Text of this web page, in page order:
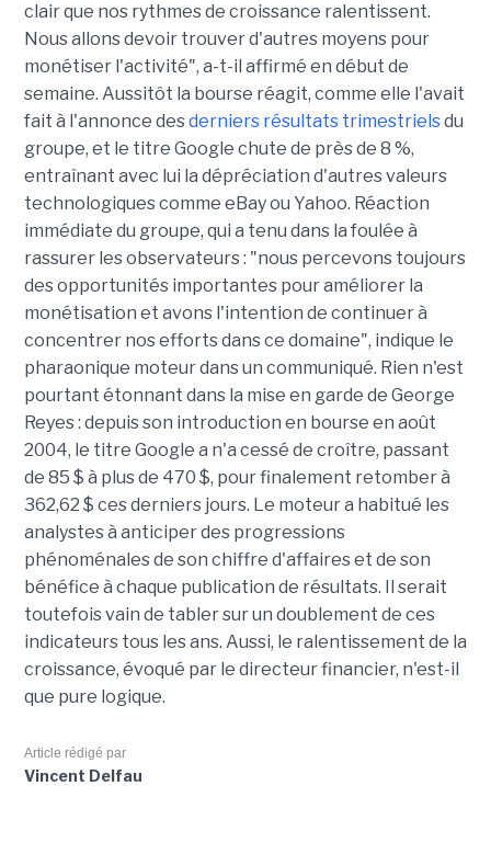
clair que nos rythmes de croissance ralentissent.
Nous allons devoir trouver d'autres moyens pour
monétiser l'activité", a-t-il affirmé en début de
semaine. Aussitôt la bourse réagit, comme elle l'avait
fait à l'annonce desderniers résultats trimestrielsdu
groupe, et le titre Google chute de près de 8 %,
entraînant avec lui la dépréciation d'autres valeurs
technologiques comme eBay ou Yahoo. Réaction
immédiate du groupe, qui a tenu dans la foulée à
rassurer les observateurs : "nous percevons toujours
des opportunités importantes pour améliorer la
monétisation et avons l'intention de continuer à
concentrer nos efforts dans ce domaine", indique le
pharaonique moteur dans un communiqué. Rien n'est
pourtant étonnant dans la mise en garde de George
Reyes : depuis son introduction en bourse en août
2004, le titre Google a n'a cessé de croître, passant
de 85 $ à plus de 470 $, pour finalement retomber à
362,62 $ ces derniers jours. Le moteur a habitué les
analystes à anticiper des progressions
phénoménales de son chiffre d'affaires et de son
bénéfice à chaque publication de résultats. Il serait
toutefois vain de tabler sur un doublement de ces
indicateurs tous les ans. Aussi, le ralentissement de la
croissance, évoqué par le directeur financier, n'est-il
que pure logique.
Article rédigé par
Vincent Delfau